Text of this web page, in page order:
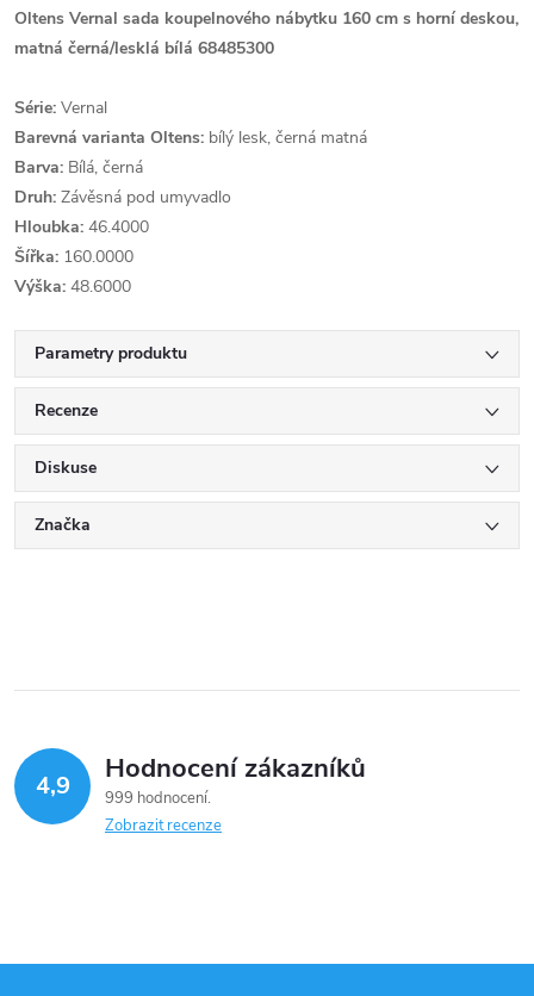
Oltens Vernal sada koupelnového nábytku 160 cm s horní deskou,
matná černá/lesklá bílá 68485300
Série: Vernal
Barevná varianta Oltens: bílý lesk, černá matná
Barva: Bílá, černá
Druh: Závěsná pod umyvadlo
Hloubka: 46.4000
Šířka: 160.0000
Výška: 48.6000
Parametry produktu
Recenze
Diskuse
Značka
4,9 Hodnocení zákazníků
999 hodnocení
Zobrazit recenze